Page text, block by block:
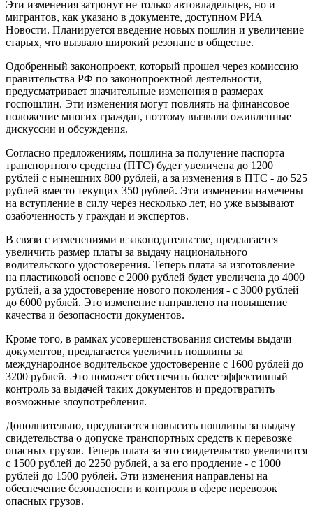
Эти изменения затронут не только автовладельцев, но и
мигрантов, как указано в документе, доступном РИА
Новости. Планируется введение новых пошлин и увеличение
старых, что вызвало широкий резонанс в обществе.
Одобренный законопроект, который прошел через комиссию
правительства РФ по законопроектной деятельности,
предусматривает значительные изменения в размерах
госпошлин. Эти изменения могут повлиять на финансовое
положение многих граждан, поэтому вызвали оживленные
дискуссии и обсуждения.
Согласно предложениям, пошлина за получение паспорта
транспортного средства (ПТС) будет увеличена до 1200
рублей с нынешних 800 рублей, а за изменения в ПТС - до 525
рублей вместо текущих 350 рублей. Эти изменения намечены
на вступление в силу через несколько лет, но уже вызывают
озабоченность у граждан и экспертов.
В связи с изменениями в законодательстве, предлагается
увеличить размер платы за выдачу национального
водительского удостоверения. Теперь плата за изготовление
на пластиковой основе с 2000 рублей будет увеличена до 4000
рублей, а за удостоверение нового поколения - с 3000 рублей
до 6000 рублей. Это изменение направлено на повышение
качества и безопасности документов.
Кроме того, в рамках усовершенствования системы выдачи
документов, предлагается увеличить пошлины за
международное водительское удостоверение с 1600 рублей до
3200 рублей. Это поможет обеспечить более эффективный
контроль за выдачей таких документов и предотвратить
возможные злоупотребления.
Дополнительно, предлагается повысить пошлины за выдачу
свидетельства о допуске транспортных средств к перевозке
опасных грузов. Теперь плата за это свидетельство увеличится
с 1500 рублей до 2250 рублей, а за его продление - с 1000
рублей до 1500 рублей. Эти изменения направлены на
обеспечение безопасности и контроля в сфере перевозок
опасных грузов.